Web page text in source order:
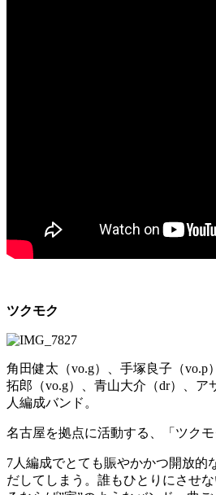
ツクモク
角田健太（vo.g）、手塚良子（vo.p
拓郎（vo.g）、青山大介（dr）、ア
人編成バンド。
名古屋を拠点に活動する、「ツクモ
7人編成でとても賑やかかつ開放的
だしてしまう。誰もひとりにさせ